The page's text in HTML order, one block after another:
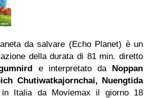
da salvare (Echo Planet) è un
della durata di 81 min. diretto
e interpretato da Noppan
Chutiwatkajornchai, Nuengtida
in Italia da Moviemax il giorno 18